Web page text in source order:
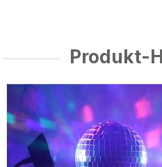
Produkt-